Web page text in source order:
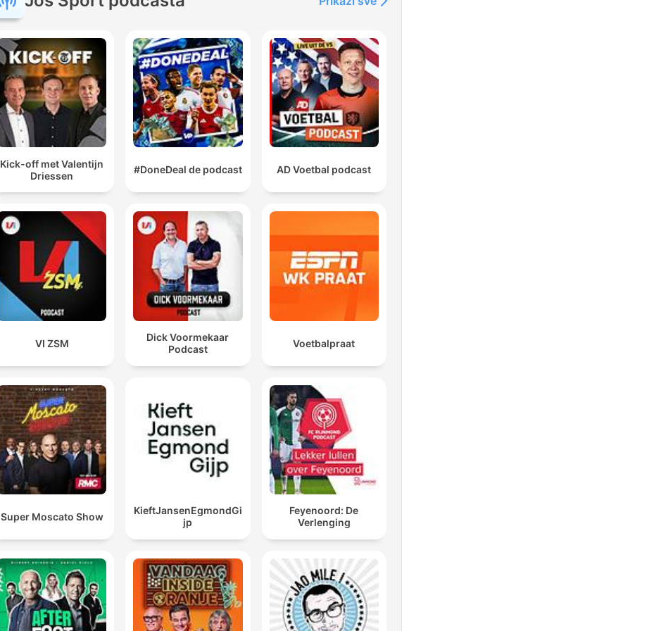
KochSounddesign: Ekki
hausPodcasts bei 11FREUNDE:
Louis Richter Executive
Producer RTL+ : Christian
Schalt
Kick-off met Valentijn
Driessen
#DoneDeal de podcast AD Voetbal podcast
VI ZSM
Dick Voormekaar
Podcast
Voetbalpraat
Super Moscato Show
KieftJansenEgmondGi
jp
Feyenoord: De
Verlenging